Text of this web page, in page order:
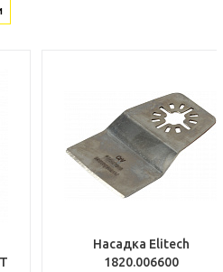
Насадка Elitech
1820.006600